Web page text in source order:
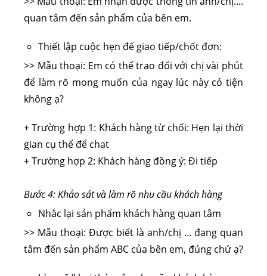
quan tâm đến sản phẩm của bên em.
Thiết lập cuộc hẹn để giao tiếp/chốt đơn:
>> Mẫu thoại: Em có thể trao đổi với chị vài phút
để làm rõ mong muốn của ngay lúc này có tiện
không ạ?
+ Trường hợp 1: Khách hàng từ chối: Hẹn lại thời
gian cụ thể để chat
+ Trường hợp 2: Khách hàng đồng ý: Đi tiếp
Bước 4: Khảo sát và làm rõ nhu cầu khách hàng
Nhắc lại sản phẩm khách hàng quan tâm
>> Mẫu thoại: Được biết là anh/chị ... đang quan
tâm đến sản phẩm ABC của bên em, đúng chứ ạ?